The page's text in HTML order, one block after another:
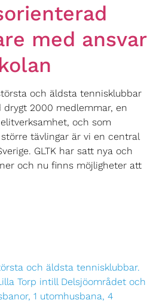
med ansvar
och äldsta tennisklubbar
drygt 2000 medlemmar, en
och som
tävlingar är vi en central
GLTK har satt nya och
och nu finns möjligheter att
och äldsta tennisklubbar.
Torp intill Delsjöområdet och
1 utomhusbana, 4